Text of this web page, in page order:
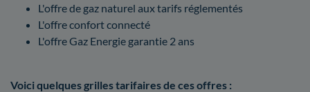
L'offre de gaz naturel aux tarifs réglementés
L'offre confort connecté
L'offre Gaz Energie garantie 2 ans
Voici quelques grilles tarifaires de ces offres :